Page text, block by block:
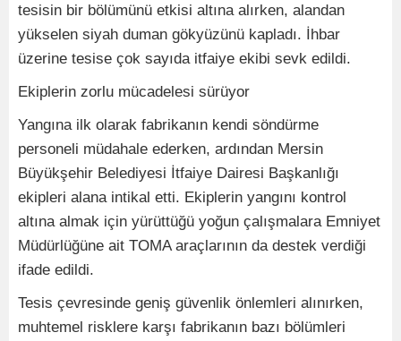
tesisin bir bölümünü etkisi altına alırken, alandan
yükselen siyah duman gökyüzünü kapladı. İhbar
üzerine tesise çok sayıda itfaiye ekibi sevk edildi.
Ekiplerin zorlu mücadelesi sürüyor
Yangına ilk olarak fabrikanın kendi söndürme
personeli müdahale ederken, ardından Mersin
Büyükşehir Belediyesi İtfaiye Dairesi Başkanlığı
ekipleri alana intikal etti. Ekiplerin yangını kontrol
altına almak için yürüttüğü yoğun çalışmalara Emniyet
Müdürlüğüne ait TOMA araçlarının da destek verdiği
ifade edildi.
Tesis çevresinde geniş güvenlik önlemleri alınırken,
muhtemel risklere karşı fabrikanın bazı bölümleri